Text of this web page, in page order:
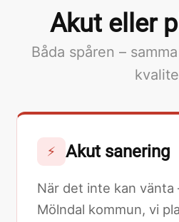
Akut eller
Båda spåren –
⚡ Akut sanering
När det inte kan vänta
Mölndal kommun, vi